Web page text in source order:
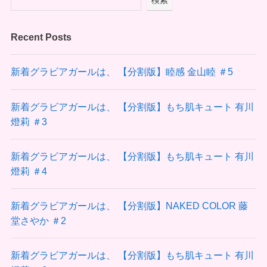
Recent Posts
新着グラビアガールは、 【分割版】睦感 金山睦 ＃5
新着グラビアガールは、 【分割版】もち肌キュート 有川
燈莉 ＃3
新着グラビアガールは、 【分割版】もち肌キュート 有川
燈莉 ＃4
新着グラビアガールは、 【分割版】NAKED COLOR 藤
堂さやか ＃2
新着グラビアガールは、 【分割版】もち肌キュート 有川